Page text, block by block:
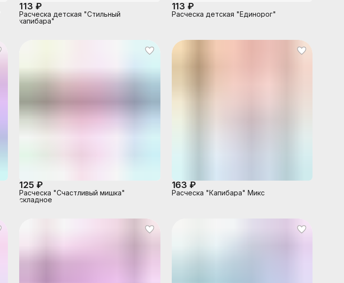
113 ₽
Расческа детская "Стильный
капибара"
113 ₽
Расческа детская "Единорог"
125 ₽
Расческа "Счастливый мишка"
складное
163 ₽
Расческа "Капибара" Микс